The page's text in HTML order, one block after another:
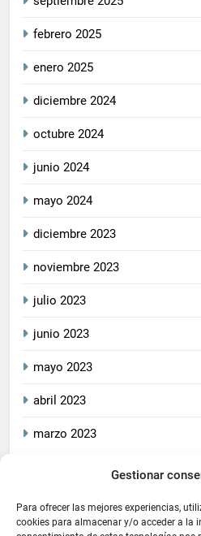
Gestionar
Para ofrecer las mejores experiencias,
cookies para almacenar y/o acceder a la
febrero 2025
enero 2025
diciembre 2024
octubre 2024
junio 2024
mayo 2024
diciembre 2023
noviembre 2023
julio 2023
junio 2023
mayo 2023
abril 2023
marzo 2023
los derechos reservados.
Este blog cumple con las